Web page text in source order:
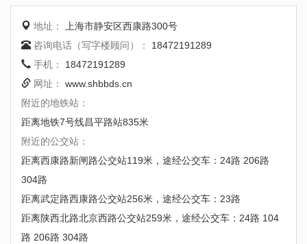
地址：
上海市静安区西康路300号
咨询电话（写字楼顾问）：
18472191289
手机：
18472191289
网址：
www.shbbds.cn
附近的地铁站：
距离地铁7号线昌平路站835米
附近的公交站：
距离西康路新闸路公交站119米，途经公交车：24路 206路
304路
距离武定路西康路公交站256米，途经公交车：23路
距离陕西北路北京西路公交站259米，途经公交车：24路 104
路 206路 304路